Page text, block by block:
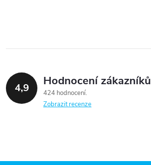
4,9 Hodnocení zákazníků
424 hodnocení
Zobrazit recenze